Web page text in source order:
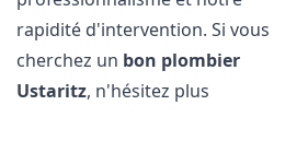
rapidité d'intervention. Si vous
cherchez un bon plombier
Ustaritz, n'hésitez plus